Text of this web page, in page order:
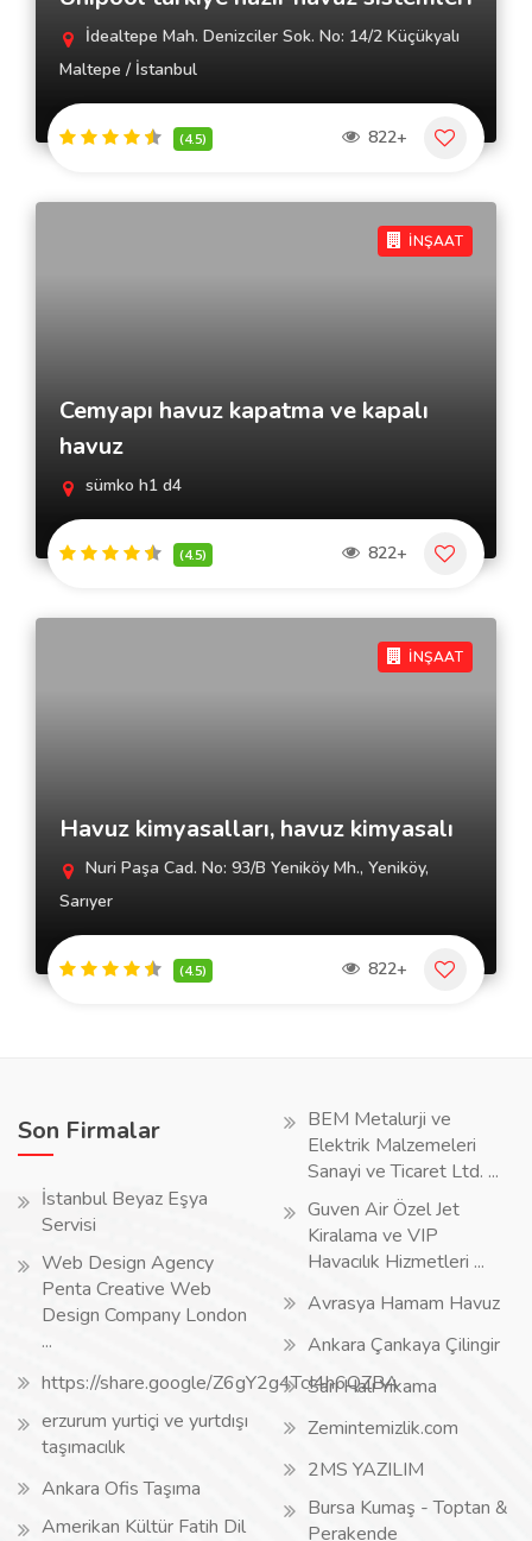
İdealtepe Mah. Denizciler Sok. No: 14/2 Küçükyalı
Maltepe / İstanbul
(4.5) 822+
İNŞAAT
Cemyapı havuz kapatma ve kapalı
havuz
sümko h1 d4
(4.5) 822+
İNŞAAT
Havuz kimyasalları, havuz kimyasalı
Nuri Paşa Cad. No: 93/B Yeniköy Mh., Yeniköy,
Sarıyer
(4.5) 822+
Son Firmalar
İstanbul Beyaz Eşya
Servisi
Web Design Agency
Penta Creative Web
Design Company London
...
https://share.google/Z6gY2g4TcI4h6QZBA
erzurum yurtiçi ve yurtdışı
taşımacılık
Ankara Ofis Taşıma
Amerikan Kültür Fatih Dil
BEM Metalurji ve
Elektrik Malzemeleri
Sanayi ve Ticaret Ltd. ...
Guven Air Özel Jet
Kiralama ve VIP
Havacılık Hizmetleri ...
Avrasya Hamam Havuz
Ankara Çankaya Çilingir
Sarı Halı Yıkama
Zemintemizlik.com
2MS YAZILIM
Bursa Kumaş - Toptan &
Perakende